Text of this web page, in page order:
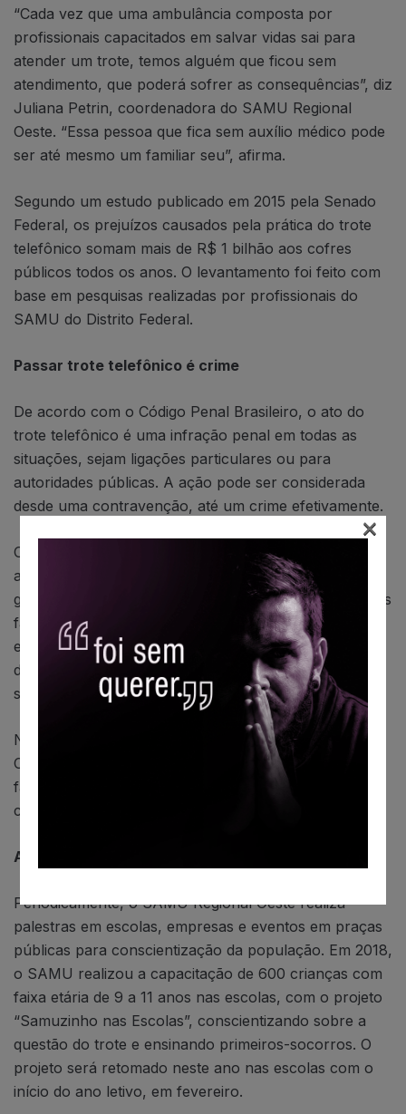
“Cada vez que uma ambulância composta por
profissionais capacitados em salvar vidas sai para
atender um trote, temos alguém que ficou sem
atendimento, que poderá sofrer as consequências”, diz
Juliana Petrin, coordenadora do SAMU Regional
Oeste. “Essa pessoa que fica sem auxílio médico pode
ser até mesmo um familiar seu”, afirma.
Segundo um estudo publicado em 2015 pela Senado
Federal, os prejuízos causados pela prática do trote
telefônico somam mais de R$ 1 bilhão aos cofres
públicos todos os anos. O levantamento foi feito com
base em pesquisas realizadas por profissionais do
SAMU do Distrito Federal.
Passar trote telefônico é crime
De acordo com o Código Penal Brasileiro, o ato do
trote telefônico é uma infração penal em todas as
situações, sejam ligações particulares ou para
autoridades públicas. A ação pode ser considerada
desde uma contravenção, até um crime efetivamente.
Os trotes contra autoridades são aqueles aplicados
aos números públicos e que geram a atuação
governamental mediante fornecimento de informações
falsas. Este tipo de trote está previsto especificamente
em sua norma formal no código penal, com pena de
detenção, iniciando-se com a possibilidade de regime
semiaberto, ou multa entre um e seis meses.
Neste caso, a conduta é definida no artigo 340, do
Código Penal Brasileiro, que trata da comunicação de
fato falso para autoridades. Passar trote telefônico é
crime, com investigação e julgamento penal.
Ações para combater o trote
Periodicamente, o SAMU Regional Oeste realiza
palestras em escolas, empresas e eventos em praças
públicas para conscientização da população. Em 2018,
o SAMU realizou a capacitação de 600 crianças com
faixa etária de 9 a 11 anos nas escolas, com o projeto
“Samuzinho nas Escolas”, conscientizando sobre a
questão do trote e ensinando primeiros-socorros. O
projeto será retomado neste ano nas escolas com o
início do ano letivo, em fevereiro.
×